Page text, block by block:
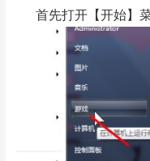
首先打开【开始】菜